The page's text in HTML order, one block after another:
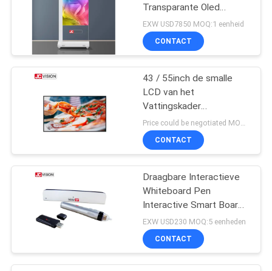
SITEMAP
PRIVACYBELEID
Interactieve
flatpanelweergave
49
Draagbare
Documentscanner
12
Transparante Oled
Windows Android
Systeem
EXW USD7850 MOQ:1 eenheid
CONTACT
43 / 55inch de smalle
LCD van het
Vattingskader
Adverterende Raad van
het Vertonings Digitale
Menu voor Restaurants
CONTACT
Draagbare Interactieve
Whiteboard Pen
Interactive Smart Board
Pen voor Onderwijs
EXW USD230 MOQ:5 eenheden
CONTACT